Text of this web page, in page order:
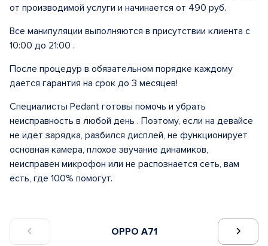
OPPO A71
от производимой услуги и начинается от 490 руб.
Все манипуляции выполняются в присутствии клиента с
10:00 до 21:00 .
После процедур в обязательном порядке каждому
дается гарантия на срок до 3 месяцев!
Специалисты Pedant готовы помочь и убрать
неисправность в любой день . Поэтому, если на девайсе
не идет зарядка, разбился дисплей, не функционирует
основная камера, плохое звучание динамиков,
неисправен микрофон или не распознается сеть, вам
есть, где 100% помогут.